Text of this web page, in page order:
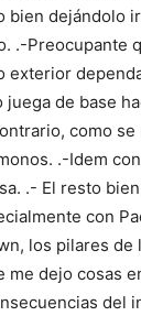
bien dejándolo
.-Preocupante
exterior
juega de base
como
.-Idem
.- El resto
con
los pilares de
me dejo cosas
del